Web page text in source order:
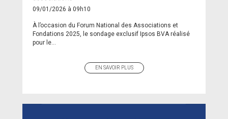
09/01/2026 à 09h10
À l’occasion du Forum National des Associations et
Fondations 2025, le sondage exclusif Ipsos BVA réalisé
pour le...
EN SAVOIR PLUS